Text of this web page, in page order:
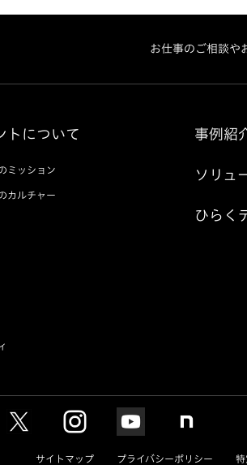
お仕事のご相談や
トについて
ミッション
カルチャー
事例紹
ソリュ
ひらく
サイトマップ プライバシーポリシー 特